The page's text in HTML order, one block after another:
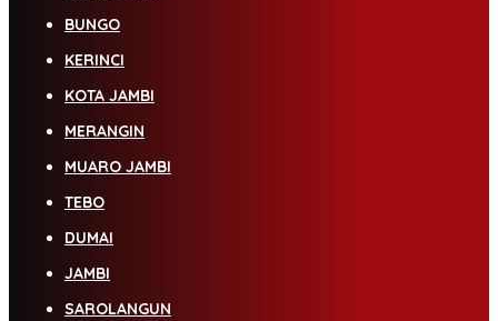
BUNGO
KERINCI
KOTA JAMBI
MERANGIN
MUARO JAMBI
TEBO
DUMAI
JAMBI
SAROLANGUN